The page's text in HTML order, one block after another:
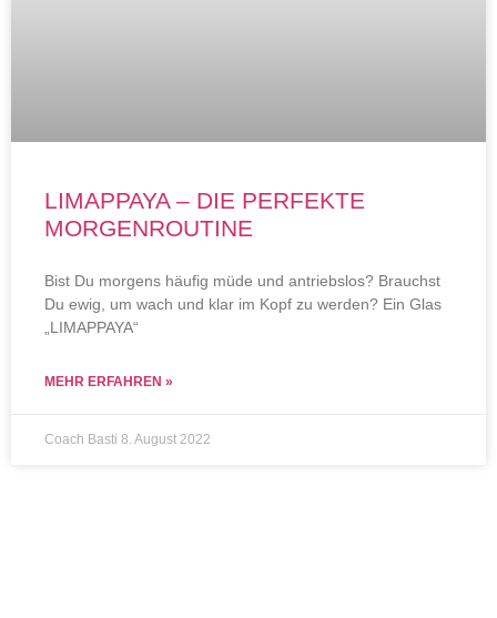
LIMAPPAYA – DIE PERFEKTE
MORGENROUTINE
Bist Du morgens häufig müde und antriebslos? Brauchst
Du ewig, um wach und klar im Kopf zu werden? Ein Glas
„LIMAPPAYA“
MEHR ERFAHREN »
Coach Basti 8. August 2022